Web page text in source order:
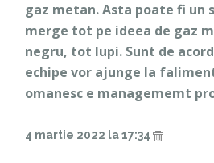
gaz metan. Asta poate fi un
merge tot pe ideea de gaz
negru, tot lupi. Sunt de
echipe vor ajunge la
omanesc e managememt
4 martie 2022 la 17:34